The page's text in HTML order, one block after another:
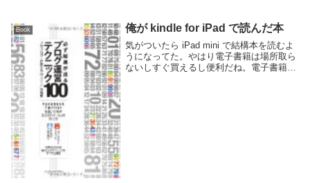
Book 俺が kindle for iPad で読んだ本
気がついたら iPad mini で結構本を読むよ
うになってた。やはり電子書籍は場所取ら
ないしすぐ買えるし便利だね。電子書籍自